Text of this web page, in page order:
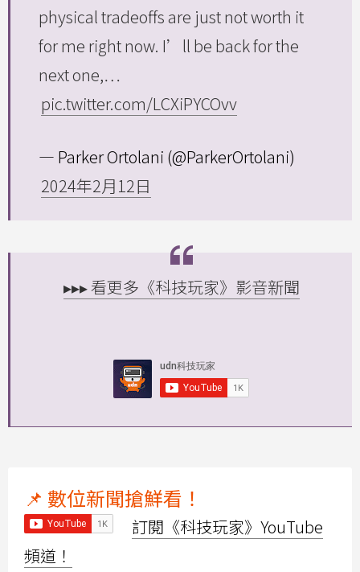
physical tradeoffs are just not worth it
for me right now. I’ll be back for the
next one,…
pic.twitter.com/LCXiPYCOvv
— Parker Ortolani (@ParkerOrtolani)
2024年2月12日
▸▸▸ 看更多《科技玩家》影音新聞
📌 數位新聞搶鮮看！
訂閱《科技玩家》YouTube
頻道！